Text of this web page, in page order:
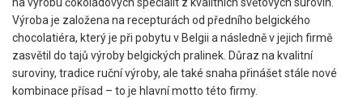
Výroba je založena na recepturách od předního belgického
chocolatiéra, který je při pobytu v Belgii a následně v jejich firmě
zasvětil do tajů výroby belgických pralinek. Důraz na kvalitní
suroviny, tradice ruční výroby, ale také snaha přinášet stále nové
kombinace přísad – to je hlavní motto této firmy.